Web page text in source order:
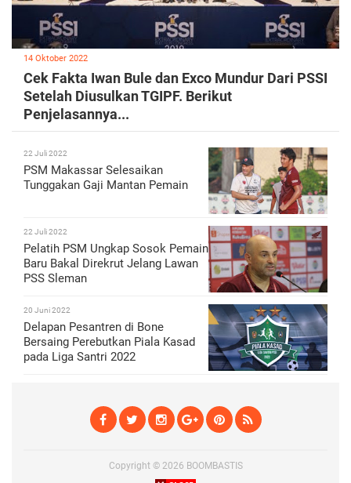
14 Oktober 2022
Cek Fakta Iwan Bule dan Exco Mundur Dari PSSI
Setelah Diusulkan TGIPF. Berikut
Penjelasannya...
22 Juli 2022
PSM Makassar Selesaikan
Tunggakan Gaji Mantan Pemain
22 Juli 2022
Pelatih PSM Ungkap Sosok Pemain
Baru Bakal Direkrut Jelang Lawan
PSS Sleman
20 Juni 2022
Delapan Pesantren di Bone
Bersaing Perebutkan Piala Kasad
pada Liga Santri 2022
Copyright © 2026 BOOMBASTIS